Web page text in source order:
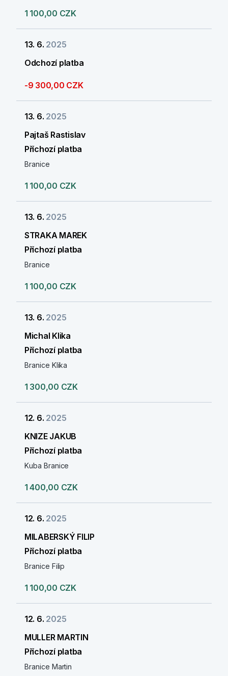
1 100,00 CZK
13. 6. 2025
Odchozí platba
-9 300,00 CZK
13. 6. 2025
Pajtaš Rastislav
Příchozí platba
Branice
1 100,00 CZK
13. 6. 2025
STRAKA MAREK
Příchozí platba
Branice
1 100,00 CZK
13. 6. 2025
Michal Klika
Příchozí platba
Branice Klika
1 300,00 CZK
12. 6. 2025
KNIZE JAKUB
Příchozí platba
Kuba Branice
1 400,00 CZK
12. 6. 2025
MILABERSKÝ FILIP
Příchozí platba
Branice Filip
1 100,00 CZK
12. 6. 2025
MULLER MARTIN
Příchozí platba
Branice Martin